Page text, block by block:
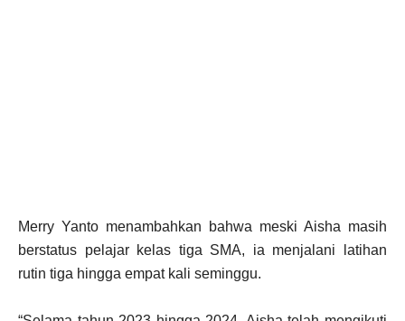
Merry Yanto menambahkan bahwa meski Aisha masih
berstatus pelajar kelas tiga SMA, ia menjalani latihan
rutin tiga hingga empat kali seminggu.